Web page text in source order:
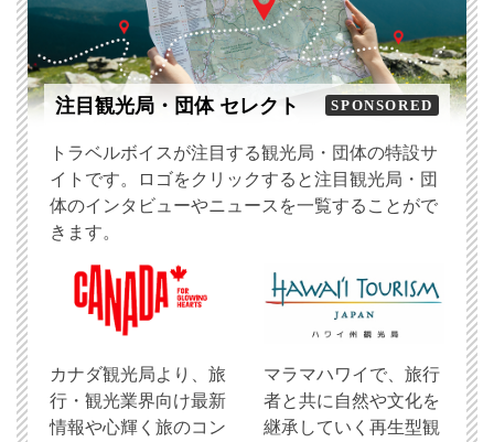
注目観光局・団体 セレクト SPONSORED
トラベルボイスが注目する観光局・団体の特設サ
イトです。ロゴをクリックすると注目観光局・団
体のインタビューやニュースを一覧することがで
きます。
​カナダ観光局より、旅
行・観光業界向け最新
情報や心輝く旅のコン
マラマハワイで、旅行
者と共に自然や文化を
継承していく再生型観